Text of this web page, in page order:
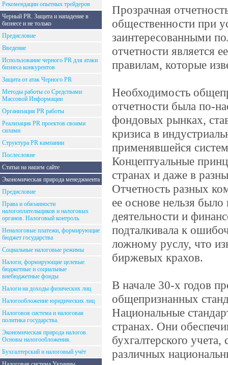
Рекомендации опытных трейдеров
Черный PR. Защита и нападение в
бизнесе и не только
Предисловие
Введение
Использование черного PR для атаки
бизнеса конкурентов
Защита от атак Черного PR
Методы работы со Средствами
Массовой Информации
Организация PR работы
Реализация PR проектов своими
силами
Структура PR кампании
Послесловие
Статьи на нашем сайте
Экономическая природа менеджмента
Предисловие
Права и обязанности
налогоплательщиков и налоговых
органов. Налоговый контроль.
Неналоговые платежи, формирующие
бюджет государства
Социальные налоговые режимы
Налоги, формирующие целевые
бюджетные и социальные
внебюджетные фонды
Налоги на доходы физических лиц
Налогообложение юридических лиц
Налоговоя система и налоговая
политика государства.
Экономическая природа налогов.
Основы налогообложения.
Бухгалтерский и налоговый учёт
Прозрачная
общественности при
заинтересованными
отчетности является
правилам, которые
Необходимость
отчетности была по-
фондовых рынках,
кризиса в
применявшейся
Концептуальные
странах и даже в
Отчетность разных
ее основе нельзя
деятельности и
подталкивала к
ложному руслу, что
биржевых крахов.
В начале 30-х годов
общепризнанных
Национальные
странах. Они
бухгалтерского
различных